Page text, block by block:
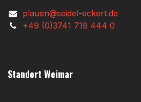
plauen@seidel-eckert.de
+49 (0)3741 719 444 0
Standort Weimar